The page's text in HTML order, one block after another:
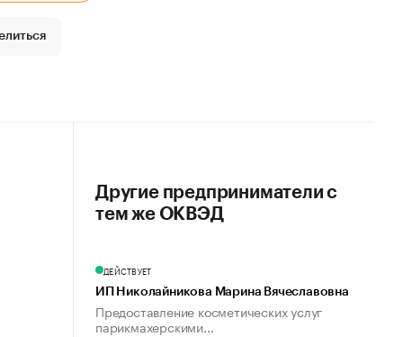
Другие предприниматели с
тем же ОКВЭД
ДЕЙСТВУЕТ
ИП Николайникова Марина Вячеславовна
Предоставление косметических услуг
парикмахерскими...